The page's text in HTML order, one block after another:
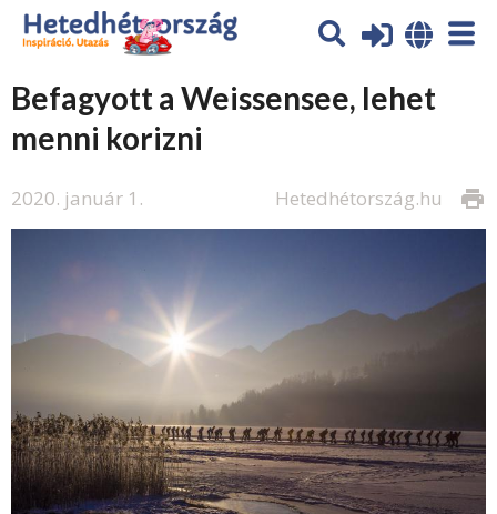
Befagyott a Weissensee, lehet
menni korizni
2020. január 1. print
Hetedhétország.hu